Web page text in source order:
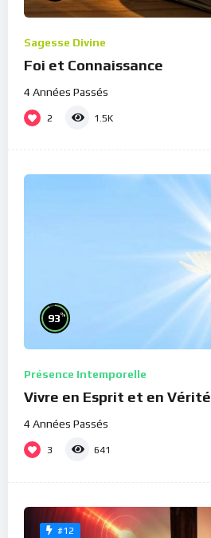
Sagesse Divine
Foi et Connaissance
4 Années Passés
2 1.5K
93%
Présence Intemporelle
Vivre en Esprit et en Vérité
4 Années Passés
3 641
#12